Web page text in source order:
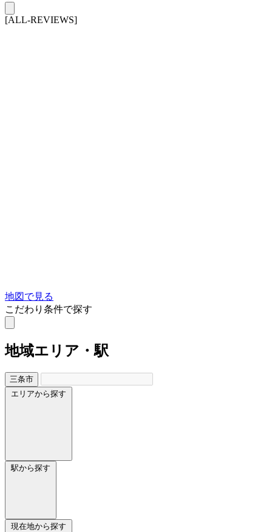
[ALL-REVIEWS]
地図で見る
こだわり条件で探す
地域エリア・駅
三条市
エリアから探す
駅から探す
現在地から探す